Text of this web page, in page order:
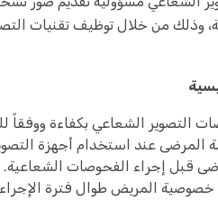
وذلك من خلال توظيف تقنيات
التصوير الشعاعي بكفاءة ووفقاً
المرضى عند استخدام أجهزة
قبل إجراء الفحوصات الشعاعية.
خصوصية المريض طوال فترة